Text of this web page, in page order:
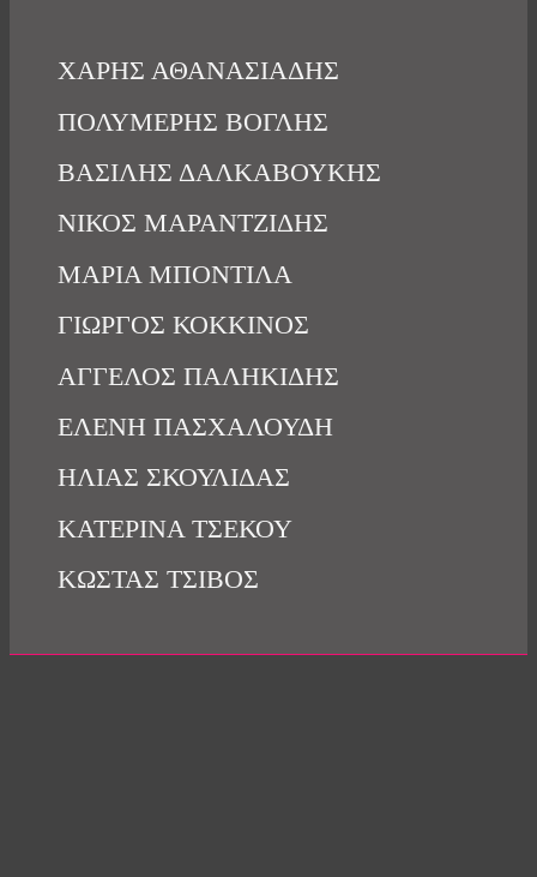
ΧΑΡΗΣ ΑΘΑΝΑΣΙΑΔΗΣ
ΠΟΛΥΜΕΡΗΣ ΒΟΓΛΗΣ
ΒΑΣΙΛΗΣ ΔΑΛΚΑΒΟΥΚΗΣ
ΝΙΚΟΣ ΜΑΡΑΝΤΖΙΔΗΣ
ΜΑΡΙΑ ΜΠΟΝΤΙΛΑ
ΓΙΩΡΓΟΣ ΚΟΚΚΙΝΟΣ
ΑΓΓΕΛΟΣ ΠΑΛΗΚΙΔΗΣ
ΕΛΕΝΗ ΠΑΣΧΑΛΟΥΔΗ
ΗΛΙΑΣ ΣΚΟΥΛΙΔΑΣ
ΚΑΤΕΡΙΝΑ ΤΣΕΚΟΥ
ΚΩΣΤΑΣ ΤΣΙΒΟΣ